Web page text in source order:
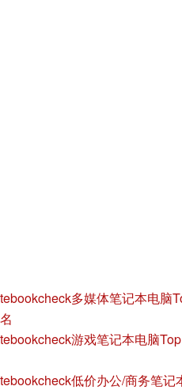
多媒体笔记本电脑
游戏笔记本电脑
低价办公/商务笔记